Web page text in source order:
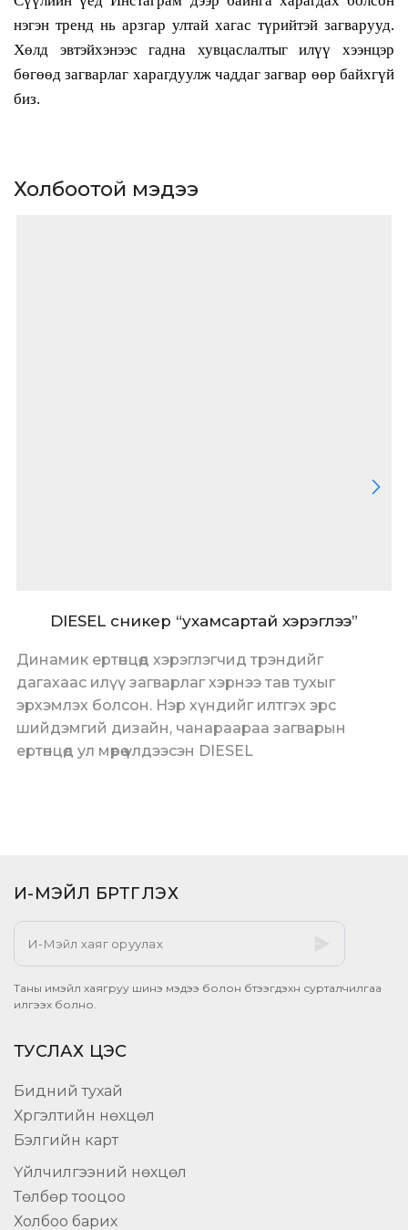
нэгэн тренд нь арзгар ултай хагас түрийтэй загварууд.
Хөлд эвтэйхэнээс гадна хувцаслалтыг илүү хээнцэр
бөгөөд загварлаг харагдуулж чаддаг загвар өөр байхгүй
биз.
Холбоотой мэдээ
DIESEL сникер “ухамсартай хэрэглээ”
Динамик ертөнцөд хэрэглэгчид трэндийг
дагахаас илүү загварлаг хэрнээ тав тухыг
эрхэмлэх болсон. Нэр хүндийг илтгэх эрс
шийдэмгий дизайн, чанараараа загварын
ертөнцөд ул мөрөө үлдээсэн DIESEL
И-МЭЙЛ БҮРТГҮҮЛЭХ​
Таны имэйл хаягруу шинэ мэдээ болон бүтээгдэхүүн сурталчилгаа
илгээх болно.
ТУСЛАХ ЦЭС
Бидний тухай
Хүргэлтийн нөхцөл
Бэлгийн карт
Үйлчилгээний нөхцөл
Төлбөр тооцоо
Холбоо барих